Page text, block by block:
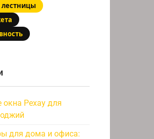
Рехау для
для дома и офиса: